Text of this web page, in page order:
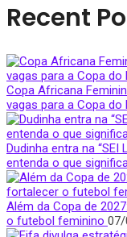
Recent
Copa Africana
vagas para a Copa do
Dudinha entra na
entenda o que
Além da Copa de
o futebol feminino 07/